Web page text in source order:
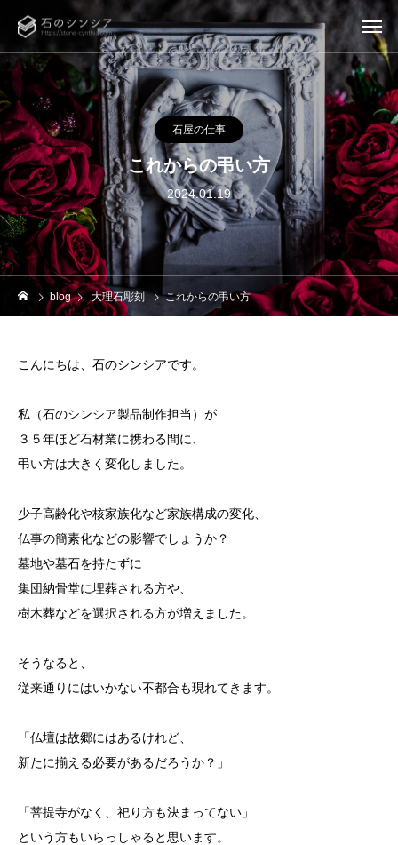
石屋の仕事
これからの弔い方
2024.01.19
blog 大理石彫刻 これからの弔い方
こんにちは、石のシンシアです。
私（石のシンシア製品制作担当）が
３５年ほど石材業に携わる間に、
弔い方は大きく変化しました。
少子高齢化や核家族化など家族構成の変化、
仏事の簡素化などの影響でしょうか？
墓地や墓石を持たずに
集団納骨堂に埋葬される方や、
樹木葬などを選択される方が増えました。
そうなると、
従来通りにはいかない不都合も現れてきます。
「仏壇は故郷にはあるけれど、
新たに揃える必要があるだろうか？」
「菩提寺がなく、祀り方も決まってない」
という方もいらっしゃると思います。